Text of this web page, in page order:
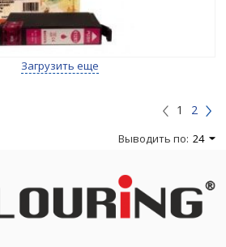
Загрузить еще
1 2
Выводить по: 24